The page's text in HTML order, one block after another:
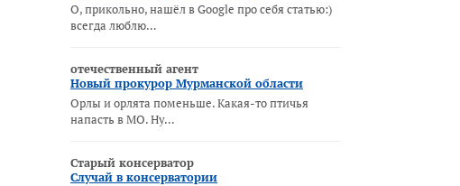
О, прикольно, нашёл в Google про себя статью:)
всегда люблю…
отечественный агент
Новый прокурор Мурманской области
Орлы и орлята поменьше. Какая-то птичья
напасть в МО. Ну…
Старый консерватор
Случай в консерватории